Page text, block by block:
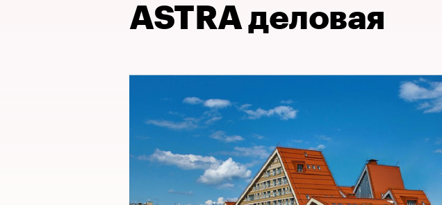
Спецпроекты Проверка контрагентов
ASTRA деловая